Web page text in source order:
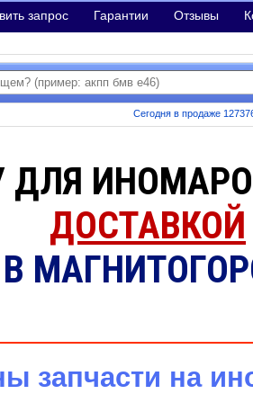
запрос Гарантии Отзывы
Сегодня в продаже
ДЛЯ
ДОСТАВКОЙ
В
запчасти на